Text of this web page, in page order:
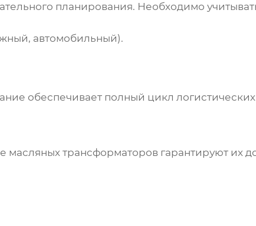
планирования. Необходимо
автомобильный).
обеспечивает полный цикл логистических
масляных трансформаторовгарантируют их